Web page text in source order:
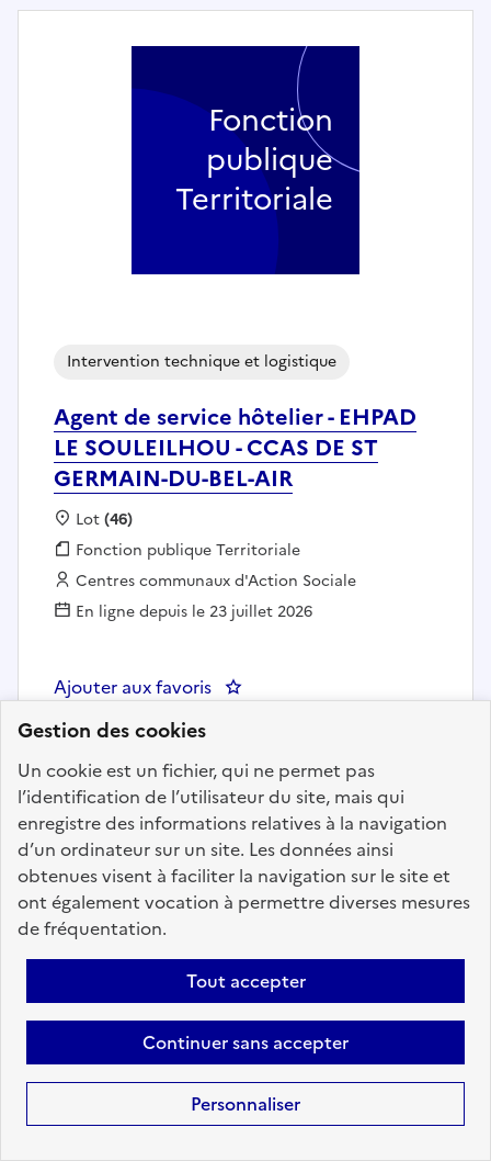
Gestion des cookies
Un cookie est un fichier, qui ne permet pas
l’identification de l’utilisateur du site, mais qui
enregistre des informations relatives à la navigation
d’un ordinateur sur un site. Les données ainsi
obtenues visent à faciliter la navigation sur le site et
ont également vocation à permettre diverses mesures
de fréquentation.
Tout accepter
Continuer sans accepter
Personnaliser
Agent de service hôtelier - EHPAD
LE SOULEILHOU - CCAS DE ST
GERMAIN-DU-BEL-AIR
Intervention technique et logistique
Localisation :
Lot(46)
Fonction publique :
Fonction publique Territoriale
Employeur :
Centres communaux d'Action Sociale
En ligne depuis le 23 juillet 2026
Ajouter aux favoris : Agent de service hôtelier -
Fonction
publique
Territoriale
Intervention technique et logistique
Fonction
publique